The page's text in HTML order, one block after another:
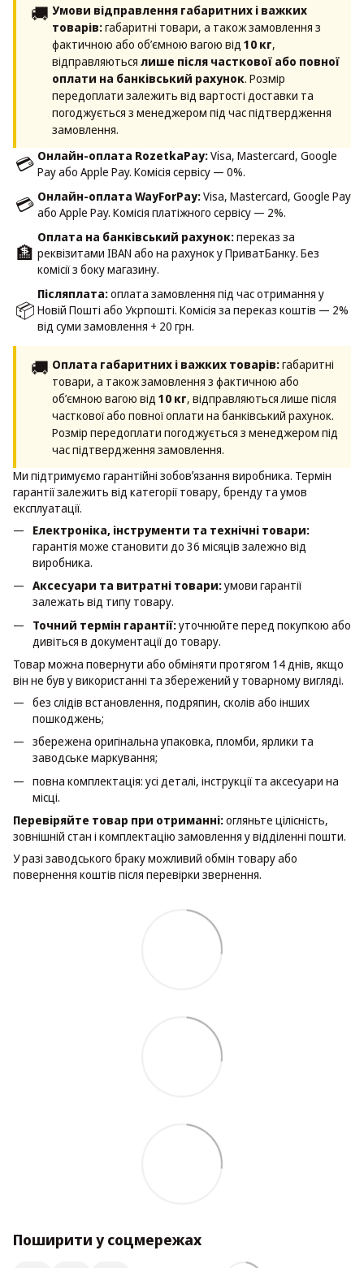
🚚 Умови відправлення габаритних і важких
товарів:габаритні товари, а також замовлення з
фактичною або об’ємною вагою від 10 кг,
відправляються лише після часткової або повної
оплати на банківський рахунок. Розмір
передоплати залежить від вартості доставки та
погоджується з менеджером під час підтвердження
замовлення.
💳 Онлайн-оплата RozetkaPay:Visa, Mastercard, Google
Pay або Apple Pay. Комісія сервісу — 0%.
💳 Онлайн-оплата WayForPay:Visa, Mastercard, Google Pay
або Apple Pay. Комісія платіжного сервісу — 2%.
🏦
Оплата на банківський рахунок:переказ за
реквізитами IBAN або на рахунок у ПриватБанку. Без
комісії з боку магазину.
📦
Післяплата:оплата замовлення під час отримання у
Новій Пошті або Укрпошті. Комісія за переказ коштів — 2%
від суми замовлення + 20 грн.
🚚 Оплата габаритних і важких товарів:габаритні
товари, а також замовлення з фактичною або
об’ємною вагою від 10 кг, відправляються лише після
часткової або повної оплати на банківський рахунок.
Розмір передоплати погоджується з менеджером під
час підтвердження замовлення.
Ми підтримуємо гарантійні зобовʼязання виробника. Термін
гарантії залежить від категорії товару, бренду та умов
експлуатації.
Електроніка, інструменти та технічні товари:
гарантія може становити до 36 місяців залежно від
виробника.
Аксесуари та витратні товари:умови гарантії
залежать від типу товару.
Точний термін гарантії:уточнюйте перед покупкою або
дивіться в документації до товару.
Товар можна повернути або обміняти протягом 14 днів, якщо
він не був у використанні та збережений у товарному вигляді.
без слідів встановлення, подряпин, сколів або інших
пошкоджень;
збережена оригінальна упаковка, пломби, ярлики та
заводське маркування;
повна комплектація: усі деталі, інструкції та аксесуари на
місці.
Перевіряйте товар при отриманні:огляньте цілісність,
зовнішній стан і комплектацію замовлення у відділенні пошти.
У разі заводського браку можливий обмін товару або
повернення коштів після перевірки звернення.
Поширити у соцмережах